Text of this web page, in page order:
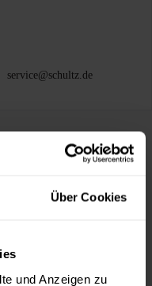
Über Cookies
und Anzeigen zu
service@schultz.de